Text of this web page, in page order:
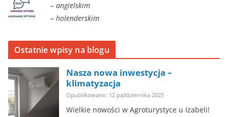
– angielskim
– holenderskim
Ostatnie wpisy na blogu
Nasza nowa inwestycja –
klimatyzacja
Opublikowano: 12 października 2025
Wielkie nowości w Agroturystyce u Izabeli!